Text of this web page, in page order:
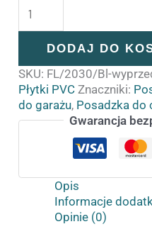
DODAJ DO
SKU: FL/2030/Bl-
Płytki PVC Znaczniki:
do garażu, Posadzka do
Gwarancja
Opis
Informacje
Opinie (0)